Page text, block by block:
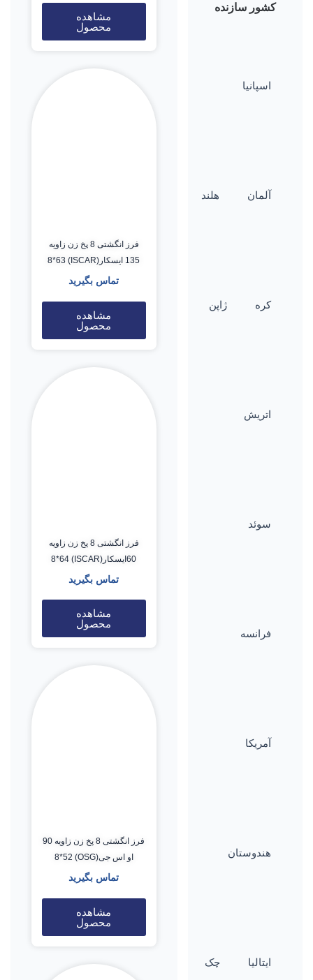
کشور سازنده
اسپانیا
آلمان هلند
کره ژاپن
اتریش
سوئد
فرانسه
آمریکا
هندوستان
ایتالیا چک
مشاهده
محصول
فرز انگشتی 8 پخ زن زاویه
135 ایسکار(ISCAR) 8*63
تماس بگیرید
مشاهده
محصول
فرز انگشتی 8 پخ زن زاویه
60ایسکار(ISCAR) 8*64
تماس بگیرید
مشاهده
محصول
فرز انگشتی 8 پخ زن زاویه 90
او اس جی(OSG) 8*52
تماس بگیرید
مشاهده
محصول